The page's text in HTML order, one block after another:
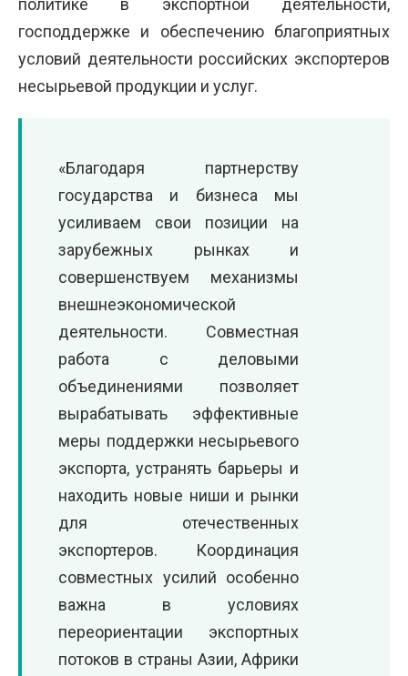
политике в экспортной деятельности,
господдержке и обеспечению благоприятных
условий деятельности российских экспортеров
несырьевой продукции и услуг.
«Благодаря партнерству
государства и бизнеса мы
усиливаем свои позиции на
зарубежных рынках и
совершенствуем механизмы
внешнеэкономической
деятельности. Совместная
работа с деловыми
объединениями позволяет
вырабатывать эффективные
меры поддержки несырьевого
экспорта, устранять барьеры и
находить новые ниши и рынки
для отечественных
экспортеров. Координация
совместных усилий особенно
важна в условиях
переориентации экспортных
потоков в страны Азии, Африки